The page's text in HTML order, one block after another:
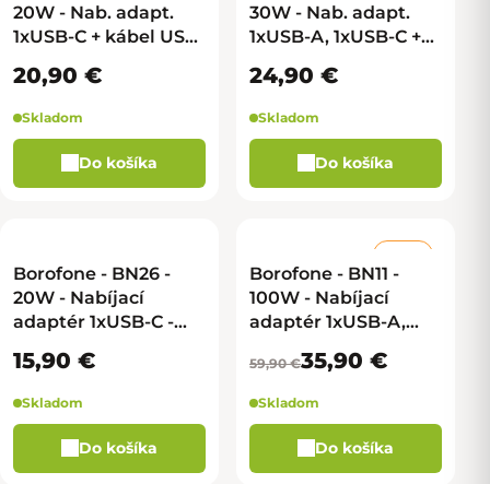
20W - Nab. adapt.
1xUSB-C + kábel USB-
biela
20,90 €
Skladom
Do košíka
30W - Nab. adapt.
1xUSB-A, 1xUSB-C +
Lightning - biela
24,90 €
Skladom
Do košíka
Borofone - BN26 -
20W - Nabíjací
adaptér 1xUSB-C -
15,90 €
Skladom
Do košíka
Borofone - BN11 -
100W - Nabíjací
adaptér 1xUSB-A,
USB-C na USB-C -
biela
59,90 €35,90 €
Skladom
Do košíka